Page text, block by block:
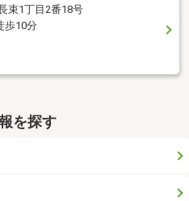
束1丁目2番18号
歩10分
を探す